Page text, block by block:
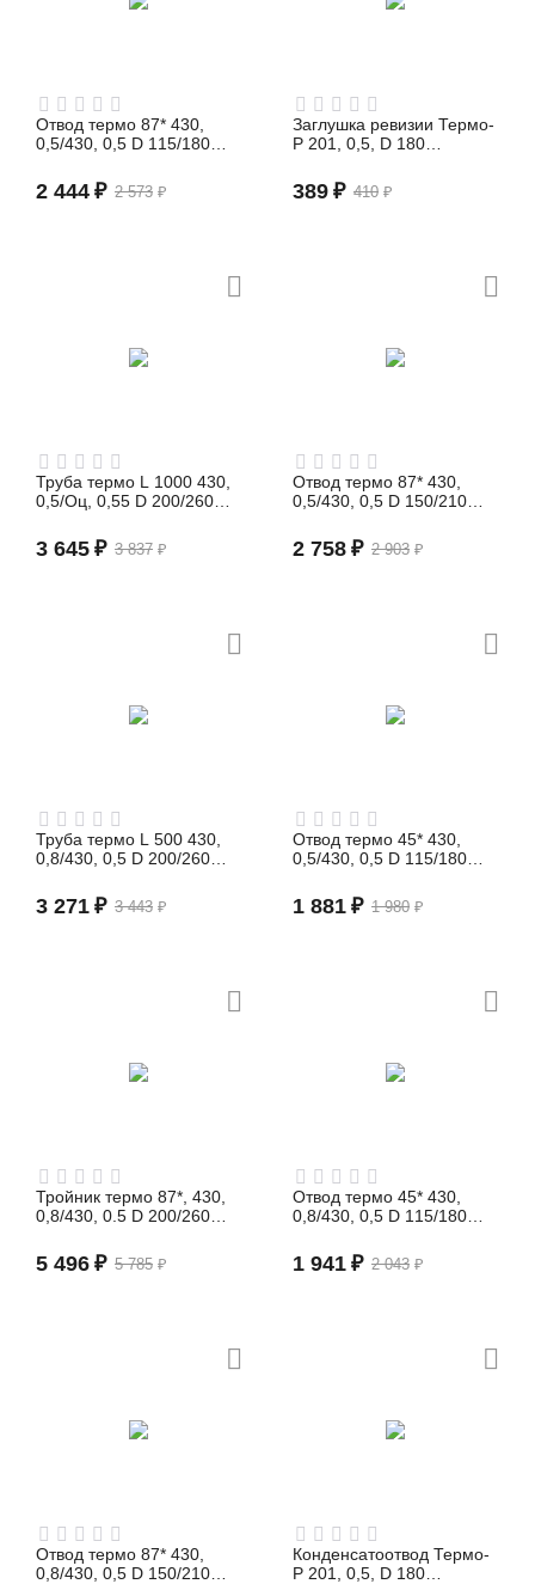
Отвод термо 87* 430,
0,5/430, 0,5 D 115/180
2 573 ₽
2 444 ₽
Заглушка ревизии Термо-
Р 201, 0,5, D 180
410 ₽
389 ₽
Труба термо L 1000 430,
0,5/Оц, 0,55 D 200/260
3 837 ₽
3 645 ₽
Отвод термо 87* 430,
0,5/430, 0,5 D 150/210
2 903 ₽
2 758 ₽
Труба термо L 500 430,
0,8/430, 0,5 D 200/260
3 443 ₽
3 271 ₽
Отвод термо 45* 430,
0,5/430, 0,5 D 115/180
1 980 ₽
1 881 ₽
Тройник термо 87*, 430,
0,8/430, 0.5 D 200/260
5 785 ₽
5 496 ₽
Отвод термо 45* 430,
0,8/430, 0,5 D 115/180
2 043 ₽
1 941 ₽
Отвод термо 87* 430,
0,8/430, 0,5 D 150/210
Конденсатоотвод Термо-
Р 201, 0,5, D 180